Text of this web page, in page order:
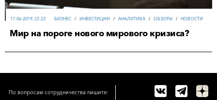
БИЗНЕС / ИНВЕСТИЦИИ / АНАЛИТИКА / ОБЗОРЫ / НОВОСТИ
17-06-2019, 22:23
Мир на пороге нового мирового кризиса?
По вопросам сотрудничества пишите: